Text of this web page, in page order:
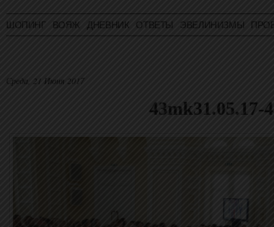
ШОПИНГ ВОЯЖ ДНЕВНИК ОТВЕТЫ ЭВЕЛИНИЗМЫ
Среда, 21 Июня 2017
43mk31.05.17-